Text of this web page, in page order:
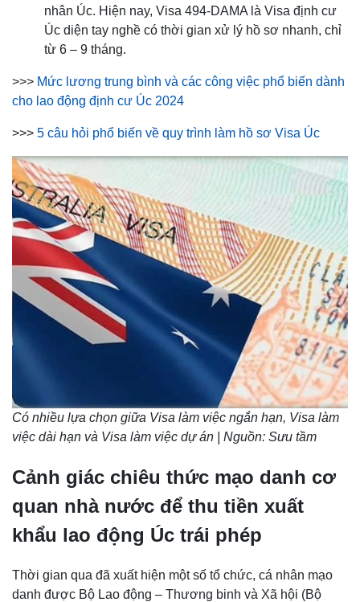
nhân Úc. Hiện nay, Visa 494-DAMA là Visa định cư
Úc diện tay nghề có thời gian xử lý hồ sơ nhanh, chỉ
từ 6 – 9 tháng.
>>> Mức lương trung bình và các công việc phổ biến dành
cho lao động định cư Úc 2024
>>> 5 câu hỏi phổ biến về quy trình làm hồ sơ Visa Úc
Có nhiều lựa chọn giữa Visa làm việc ngắn hạn, Visa làm
việc dài hạn và Visa làm việc dự án | Nguồn: Sưu tầm
Cảnh giác chiêu thức mạo danh cơ
quan nhà nước để thu tiền xuất
khẩu lao động Úc trái phép
Thời gian qua đã xuất hiện một số tổ chức, cá nhân mạo
danh được Bộ Lao động – Thương binh và Xã hội (Bộ